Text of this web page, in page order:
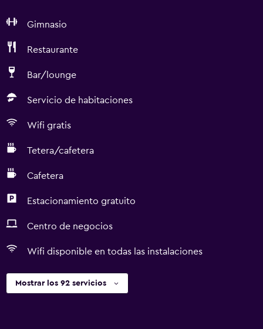
Gimnasio
Restaurante
Bar/lounge
Servicio de habitaciones
Wifi gratis
Tetera/cafetera
Cafetera
Estacionamiento gratuito
Centro de negocios
Wifi disponible en todas las instalaciones
Mostrar los 92 servicios